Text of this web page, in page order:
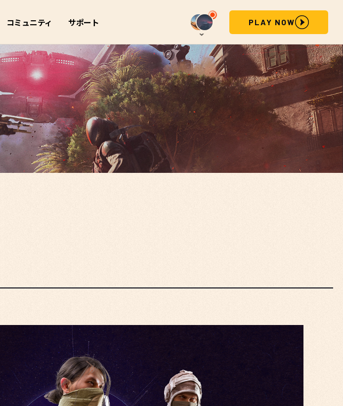
コミュニティ
ライブ配信
サポート
FAQ・
1:1お問い合わせ
PLAY NOW
STEAM
PLAYSTATION
XBOX
EPIC GAMES